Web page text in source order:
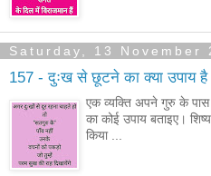
Saturday, 13 November
157 - दुःख से छूटने का क्या उपाय है
एक व्यक्ति अपने गुरु के
का कोई उपाय बताइए।
किया ...